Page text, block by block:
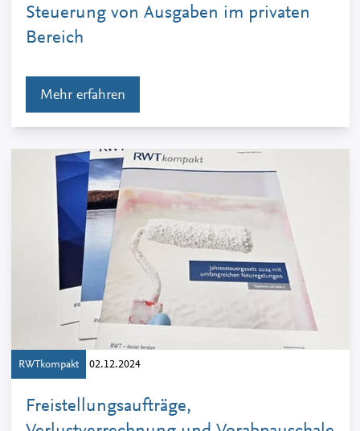
Steuerung von Ausgaben im privaten
Bereich
Mehr erfahren
RWTkompakt 02.12.2024
Freistellungsaufträge,